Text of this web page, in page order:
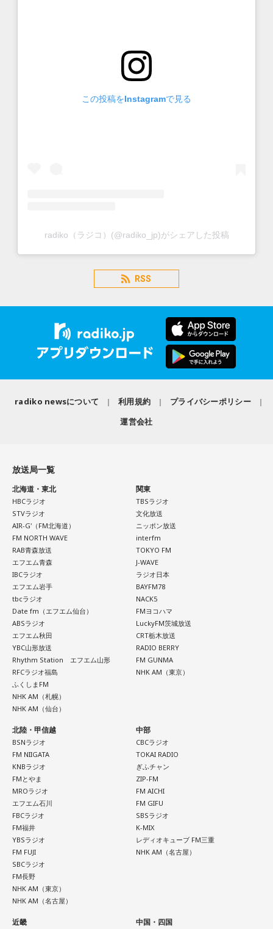
この投稿をInstagramで見る
radiko（ラジコ）(@radiko_jp)がシェアした投稿
RSS
radiko newsについて 利用規約
プライバシーポリシー
運営会社
放送局一覧
北海道・東北
HBCラジオ
STVラジオ
AIR-G'（FM北海道）
FM NORTH WAVE
RAB青森放送
エフエム青森
IBCラジオ
エフエム岩手
tbcラジオ
Date fm（エフエム仙台）
ABSラジオ
エフエム秋田
YBC山形放送
Rhythm Station エフエム山形
RFCラジオ福島
ふくしまFM
NHK AM（札幌）
NHK AM（仙台）
関東
TBSラジオ
文化放送
ニッポン放送
interfm
TOKYO FM
J-WAVE
ラジオ日本
BAYFM78
NACK5
FMヨコハマ
LuckyFM茨城放送
CRT栃木放送
RADIO BERRY
FM GUNMA
NHK AM（東京）
北陸・甲信越
BSNラジオ
FM NIIGATA
KNBラジオ
FMとやま
MROラジオ
エフエム石川
FBCラジオ
FM福井
YBSラジオ
FM FUJI
SBCラジオ
FM長野
NHK AM（東京）
NHK AM（名古屋）
中部
CBCラジオ
TOKAI RADIO
ぎふチャン
ZIP-FM
FM AICHI
FM GIFU
SBSラジオ
K-MIX
レディオキューブ FM三重
NHK AM（名古屋）
近畿 中国・四国